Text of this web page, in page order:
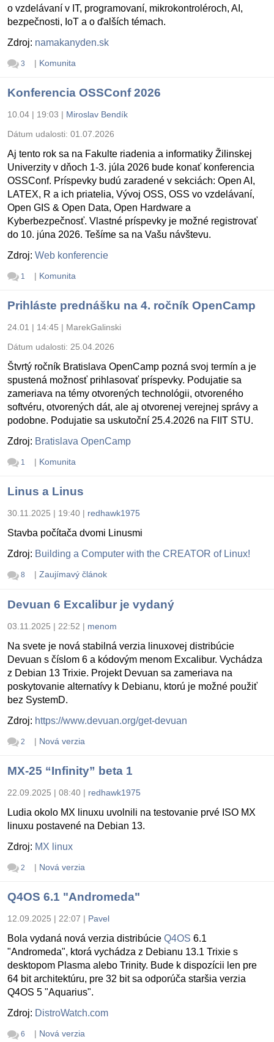
o vzdelávaní v IT, programovaní, mikrokontroléroch, AI,
bezpečnosti, IoT a o ďalších témach.
Zdroj: namakanyden.sk
3 | Komunita
Konferencia OSSConf 2026
10.04 | 19:03 | Miroslav Bendík
Dátum udalosti: 01.07.2026
Aj tento rok sa na Fakulte riadenia a informatiky Žilinskej
Univerzity v dňoch 1-3. júla 2026 bude konať konferencia
OSSConf. Príspevky budú zaradené v sekciách: Open AI,
LATEX, R a ich priatelia, Vývoj OSS, OSS vo vzdelávaní,
Open GIS & Open Data, Open Hardware a
Kyberbezpečnosť. Vlastné príspevky je možné registrovať
do 10. júna 2026. Tešíme sa na Vašu návštevu.
Zdroj: Web konferencie
1 | Komunita
Prihláste prednášku na 4. ročník OpenCamp
24.01 | 14:45 | MarekGalinski
Dátum udalosti: 25.04.2026
Štvrtý ročník Bratislava OpenCamp pozná svoj termín a je
spustená možnosť prihlasovať príspevky. Podujatie sa
zameriava na témy otvorených technológii, otvoreného
softvéru, otvorených dát, ale aj otvorenej verejnej správy a
podobne. Podujatie sa uskutoční 25.4.2026 na FIIT STU.
Zdroj: Bratislava OpenCamp
1 | Komunita
Linus a Linus
30.11.2025 | 19:40 | redhawk1975
Stavba počítača dvomi Linusmi
Zdroj: Building a Computer with the CREATOR of Linux!
8 | Zaujímavý článok
Devuan 6 Excalibur je vydaný
03.11.2025 | 22:52 | menom
Na svete je nová stabilná verzia linuxovej distribúcie
Devuan s číslom 6 a kódovým menom Excalibur. Vychádza
z Debian 13 Trixie. Projekt Devuan sa zameriava na
poskytovanie alternatívy k Debianu, ktorú je možné použiť
bez SystemD.
Zdroj: https://www.devuan.org/get-devuan
2 | Nová verzia
MX-25 “Infinity” beta 1
22.09.2025 | 08:40 | redhawk1975
Ludia okolo MX linuxu uvolnili na testovanie prvé ISO MX
linuxu postavené na Debian 13.
Zdroj: MX linux
2 | Nová verzia
Q4OS 6.1 "Andromeda"
12.09.2025 | 22:07 | Pavel
Bola vydaná nová verzia distribúcie Q4OS 6.1
"Andromeda", ktorá vychádza z Debianu 13.1 Trixie s
desktopom Plasma alebo Trinity. Bude k dispozícii len pre
64 bit architektúru, pre 32 bit sa odporúča staršia verzia
Q4OS 5 "Aquarius".
Zdroj: DistroWatch.com
6 | Nová verzia